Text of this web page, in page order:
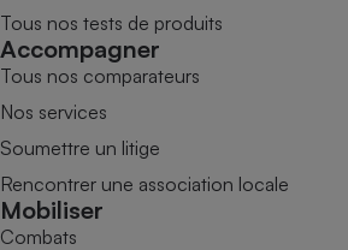
Tous nos tests de produits
Accompagner
Tous nos comparateurs
Nos services
Soumettre un litige
Rencontrer une association locale
Mobiliser
Combats